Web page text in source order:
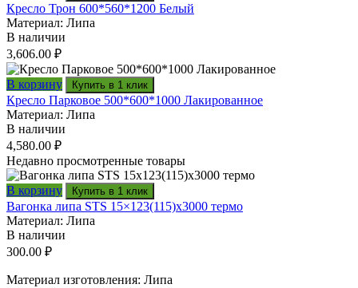
Кресло Трон 600*560*1200 Белый
Материал: Липа
В наличии
3,606.00 ₽
В корзину Купить в 1 клик
Кресло Парковое 500*600*1000 Лакированное
Материал: Липа
В наличии
4,580.00 ₽
Недавно просмотренные товары
В корзину Купить в 1 клик
Вагонка липа STS 15×123(115)x3000 термо
Материал: Липа
В наличии
300.00 ₽
Материал изготовления: Липа